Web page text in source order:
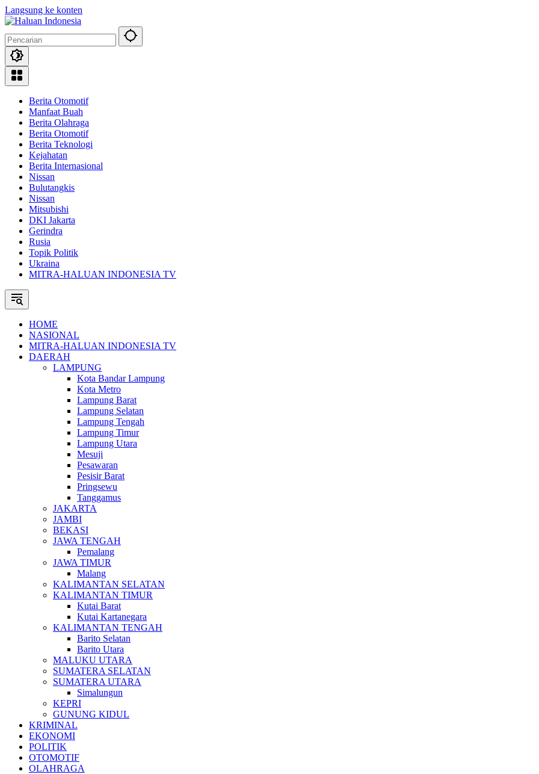
Langsung ke konten
Berita Otomotif
Manfaat Buah
Berita Olahraga
Berita Otomotif
Berita Teknologi
Kejahatan
Berita Internasional
Nissan
Bulutangkis
Nissan
Mitsubishi
DKI Jakarta
Gerindra
Rusia
Topik Politik
Ukraina
MITRA-HALUAN INDONESIA TV
HOME
NASIONAL
MITRA-HALUAN INDONESIA TV
DAERAH
LAMPUNG
Kota Bandar Lampung
Kota Metro
Lampung Barat
Lampung Selatan
Lampung Tengah
Lampung Timur
Lampung Utara
Mesuji
Pesawaran
Pesisir Barat
Pringsewu
Tanggamus
JAKARTA
JAMBI
BEKASI
JAWA TENGAH
Pemalang
JAWA TIMUR
Malang
KALIMANTAN SELATAN
KALIMANTAN TIMUR
Kutai Barat
Kutai Kartanegara
KALIMANTAN TENGAH
Barito Selatan
Barito Utara
MALUKU UTARA
SUMATERA SELATAN
SUMATERA UTARA
Simalungun
KEPRI
GUNUNG KIDUL
KRIMINAL
EKONOMI
POLITIK
OTOMOTIF
OLAHRAGA